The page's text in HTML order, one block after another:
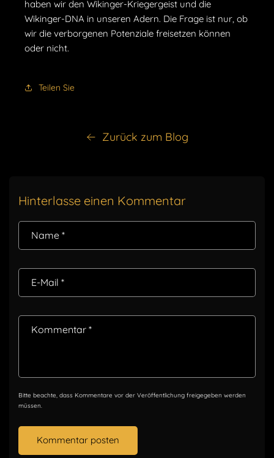
haben wir den Wikinger-Kriegergeist und die
Wikinger-DNA in unseren Adern. Die Frage ist nur, ob
wir die verborgenen Potenziale freisetzen können
oder nicht.
Teilen Sie
Zurück zum Blog
Hinterlasse einen Kommentar
Name *
E-Mail *
Kommentar *
Bitte beachte, dass Kommentare vor der Veröffentlichung freigegeben werden
müssen.